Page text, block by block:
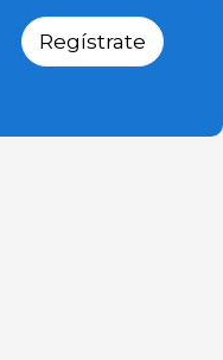
Regístrate